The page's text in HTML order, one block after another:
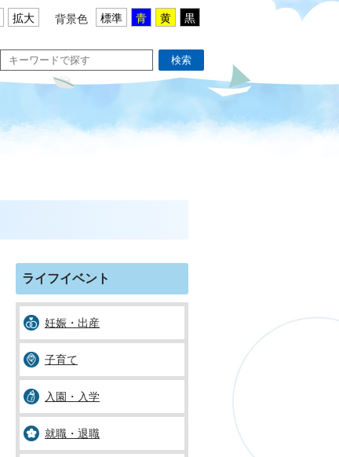
拡大 背景色 標準 青 黄 黒
検索
ライフイベント
妊娠・出産
子育て
入園・入学
就職・退職